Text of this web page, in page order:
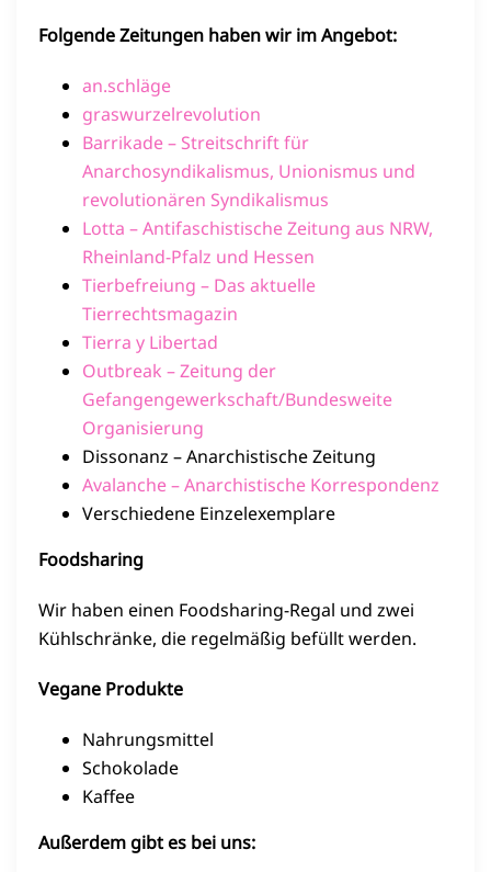
Folgende Zeitungen haben wir im Angebot:
an.schläge
graswurzelrevolution
Barrikade – Streitschrift für
Anarchosyndikalismus, Unionismus und
revolutionären Syndikalismus
Lotta – Antifaschistische Zeitung aus NRW,
Rheinland-Pfalz und Hessen
Tierbefreiung – Das aktuelle
Tierrechtsmagazin
Tierra y Libertad
Outbreak – Zeitung der
Gefangengewerkschaft/Bundesweite
Organisierung
Dissonanz – Anarchistische Zeitung
Avalanche – Anarchistische Korrespondenz
Verschiedene Einzelexemplare
Foodsharing
Wir haben einen Foodsharing-Regal und zwei
Kühlschränke, die regelmäßig befüllt werden.
Vegane Produkte
Nahrungsmittel
Schokolade
Kaffee
Außerdem gibt es bei uns: